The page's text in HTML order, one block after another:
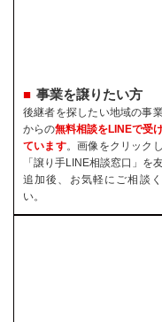
事業を譲りたい方
後継者を探したい地域の事
からの無料相談をLINEで受
ています。画像をクリックし
「譲り手LINE相談窓口」を
追加後、お気軽にご相談
い。